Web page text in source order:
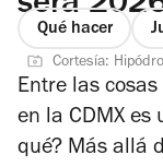
Qué hacer
Cortesía:
Entre las
en la CDMX es
qué? Más allá